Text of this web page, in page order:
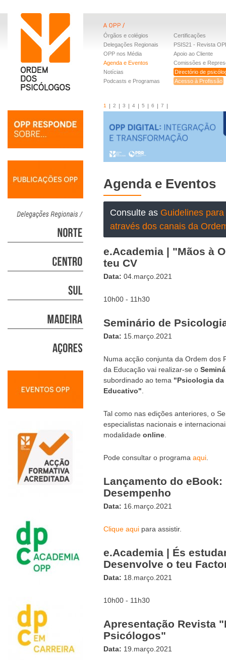
Órgãos e colégios
Delegações Regionais
OPP nos Média
Agenda e Eventos
Notícias
Podcasts e Programas
Certificações
PSIS21 - Revista
Apoio ao Cliente
Comissões e
Directório de
Acesso à Profissão
1 2 3 4 5 6 7
Agenda e Eventos
Consulte as Guidelines
através dos canais da
e.Academia | "Mãos à
teu CV
Data: 04.março.2021
10h00 - 11h30
Seminário de
Data: 15.março.2021
Numa acção conjunta da Ordem dos
da Educação vai realizar-se o
subordinado ao tema "Psicologia da
Educativo"
Tal como nas edições anteriores, o
especialistas nacionais e
modalidade online
Pode consultar o programa aqui
Lançamento do
Desempenho
Data: 16.março.2021
Clique aqui para assistir.
e.Academia | És
Desenvolve o teu
Data: 18.março.2021
10h00 - 11h30
Apresentação Revista
Psicólogos"
Data: 19.março.2021